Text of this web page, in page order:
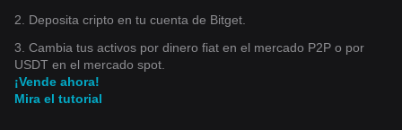
2. Deposita cripto en tu cuenta de Bitget.
3. Cambia tus activos por dinero fiat en el mercado P2P o por
USDT en el mercado spot.
¡Vende ahora!
Mira el tutorial